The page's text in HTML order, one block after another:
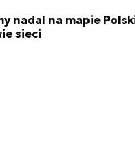
nadal na mapie
sieci